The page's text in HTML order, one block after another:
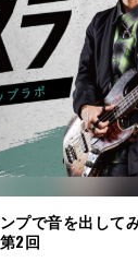
プで音を出して
2回